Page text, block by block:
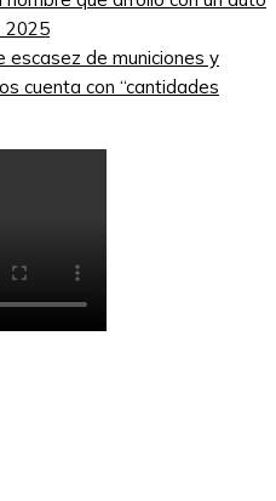
2025
escasez de municiones y
cuenta con “cantidades